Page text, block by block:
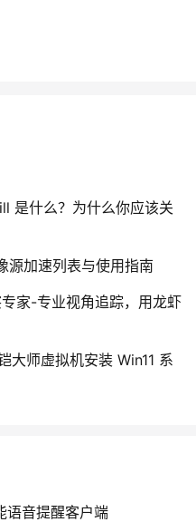
是什么？为什么你应该关
加速列表与使用指南
家-专业视角追踪，用龙虾
大师虚拟机安装 Win11 系
语音提醒客户端